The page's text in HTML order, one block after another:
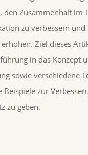
den Zusammenhalt im
zu verbessern
Ziel dieses
in das Konzept
sowie verschiedene
Beispiele zur
zu geben.